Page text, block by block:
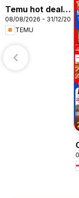
Temu hot deals
– Colombia
08/08/2026 - 31/12/2026
TEMU